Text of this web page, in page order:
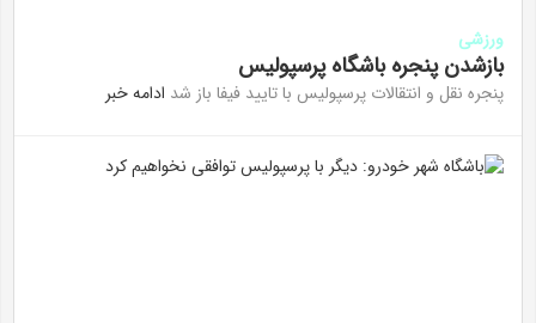
ورزشی
بازشدن پنجره باشگاه پرسپولیس
پنجره نقل و انتقالات پرسپولیس با تایید فیفا باز شد ادامه خبر